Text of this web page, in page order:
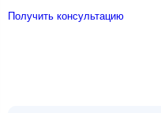
Получить консультацию